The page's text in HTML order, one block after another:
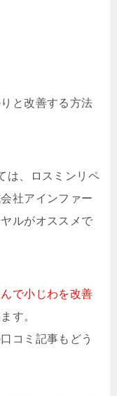
と改善する方法
は、ロスミンリペ
社アインファー
ルがオススメで
で小じわを改善
す。
コミ記事もどう